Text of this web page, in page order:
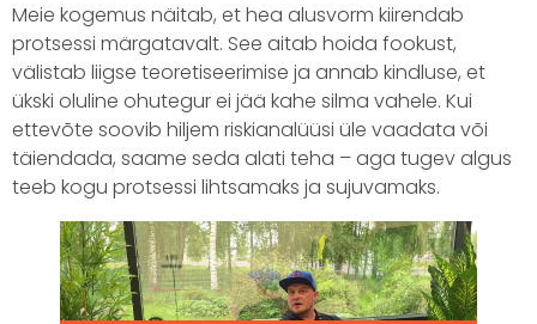
Meie kogemus näitab, et hea alusvorm kiirendab
protsessi märgatavalt. See aitab hoida fookust,
välistab liigse teoretiseerimise ja annab kindluse, et
ükski oluline ohutegur ei jää kahe silma vahele. Kui
ettevõte soovib hiljem riskianalüüsi üle vaadata või
täiendada, saame seda alati teha – aga tugev algus
teeb kogu protsessi lihtsamaks ja sujuvamaks.